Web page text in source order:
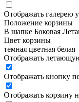
Отображать галерею
Положение корзины
В шапке Боковая
Цвет корзины
темная цветная белая
Отображать
Отображать кнопку
Отображать корзину